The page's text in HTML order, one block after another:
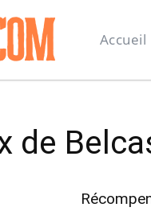
Accueil
de